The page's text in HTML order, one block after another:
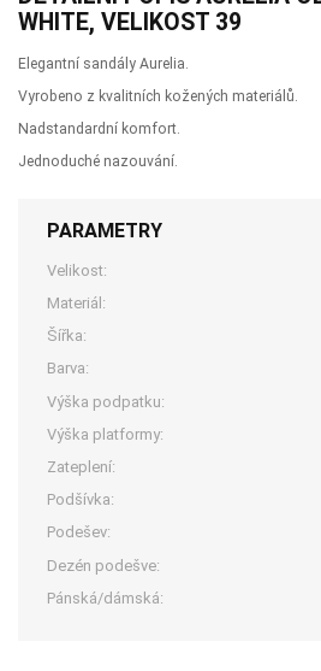
WHITE, VELIKOST 39
Elegantní sandály Aurelia.
Vyrobeno z kvalitních kožených materiálů.
Nadstandardní komfort.
Jednoduché nazouvání.
PARAMETRY
Velikost:
Materiál:
Šířka:
Barva:
Výška podpatku:
Výška platformy:
Zateplení:
Podšívka:
Podešev:
Dezén podešve:
Pánská/dámská: